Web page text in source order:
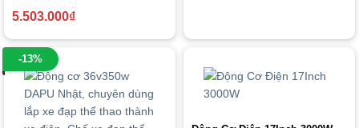
5.503.000₫
-13%